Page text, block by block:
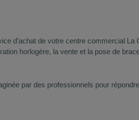
d’achat de votre centre commercial La
horlogère, la vente et la pose de
par des professionnels pour